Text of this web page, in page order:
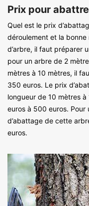
Prix pour
Quel est le prix
déroulement et la bonne
d’arbre, il faut préparer
pour un arbre de 2
mètres à 10 mètres, il
350 euros. Le prix
longueur de 10 mètres
euros à 500 euros.
d’abattage de cette
euros.